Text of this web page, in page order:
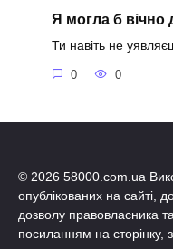
Я могла б вічно
Ти навіть не
0 0
© 2026 58000.com.ua
опублікованих на сайті,
дозволу правовласника
посиланням на сторінку,